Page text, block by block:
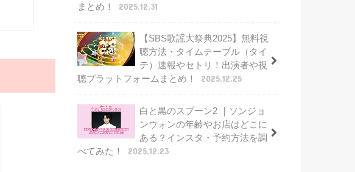
まとめ！
2025.12.31
【SBS歌謡大祭典2025】無料視
聴方法・タイムテーブル（タイ
テ）速報やセトリ！出演者や視
聴プラットフォームまとめ！
2025.12.25
白と黒のスプーン2 ｜ソンジョ
ンウォンの年齢やお店はどこに
ある？インスタ・予約方法を調
べてみた！
2025.12.23